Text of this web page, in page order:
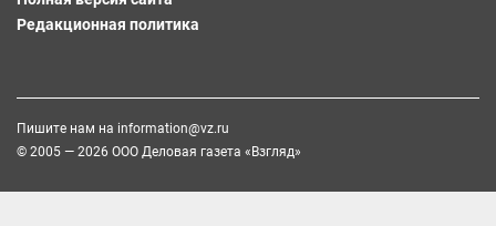
Редакционная политика
Пишите нам на information@vz.ru
© 2005 — 2026 ООО Деловая газета «Взгляд»